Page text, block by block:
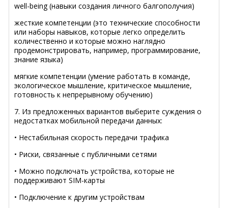
well-being (навыки создания личного балгополучия)
жесткие компетенции (это технические способности
или наборы навыков, которые легко определить
количественно и которые можно наглядно
продемонстрировать, например, программирование,
знание языка)
мягкие компетенции (умение работать в команде,
экологическое мышление, критическое мышление,
готовность к непрерывному обучению)
7. Из предложенных вариантов выберите суждения о
недостатках мобильной передачи данных:
• Нестабильная скорость передачи трафика
• Риски, связанные с публичными сетями
• Можно подключать устройства, которые не
поддерживают SIM-карты
• Подключение к другим устройствам